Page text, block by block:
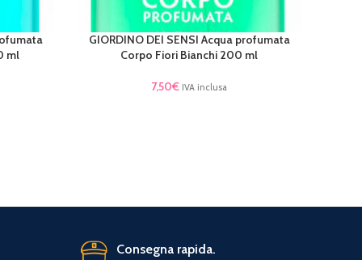
ml
AGGIUNGI AL CARRELLO
GIORDINO DEI SENSI Acqua profumata
Corpo Fiori Bianchi 200 ml
7,50€ IVA inclusa
Consegna rapida.